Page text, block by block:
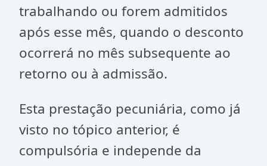
trabalhando ou forem admitidos
após esse mês, quando o desconto
ocorrerá no mês subsequente ao
retorno ou à admissão.
Esta prestação pecuniária, como já
visto no tópico anterior, é
compulsória e independe da